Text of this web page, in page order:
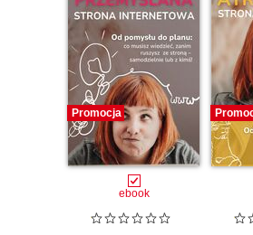
Promocja
ebook